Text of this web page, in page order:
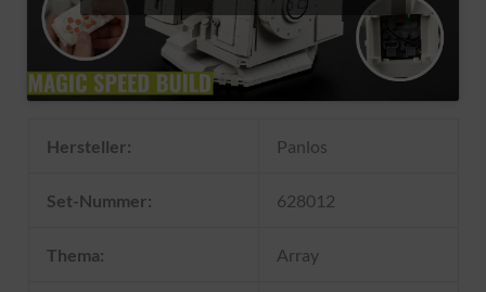
Hersteller: Panlos
Set-Nummer: 628012
Thema: Array